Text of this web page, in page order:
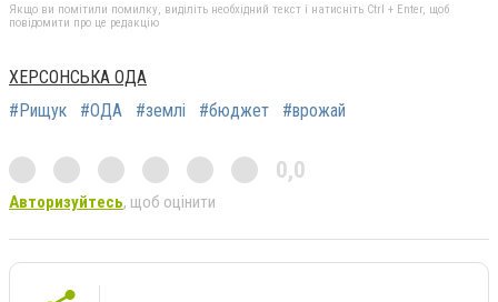
Якщо ви помітили помилку, виділіть необхідний текст і натисніть Ctrl + Enter, щоб
повідомити про це редакцію
ХЕРСОНСЬКА ОДА
#Рищук
#ОДА #землі #бюджет #врожай
0,0
Авторизуйтесь, щоб оцінити